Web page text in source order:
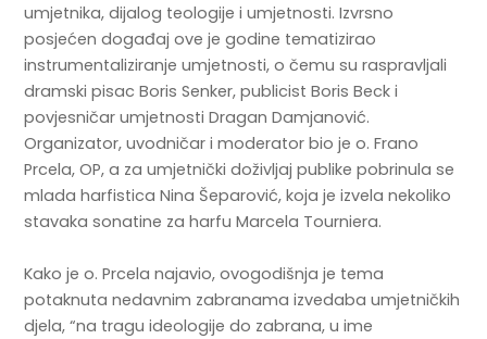
umjetnika, dijalog teologije i umjetnosti. Izvrsno
posjećen događaj ove je godine tematizirao
instrumentaliziranje umjetnosti, o čemu su raspravljali
dramski pisac Boris Senker, publicist Boris Beck i
povjesničar umjetnosti Dragan Damjanović.
Organizator, uvodničar i moderator bio je o. Frano
Prcela, OP, a za umjetnički doživljaj publike pobrinula se
mlada harfistica Nina Šeparović, koja je izvela nekoliko
stavaka sonatine za harfu Marcela Tourniera.
Kako je o. Prcela najavio, ovogodišnja je tema
potaknuta nedavnim zabranama izvedaba umjetničkih
djela, “na tragu ideologije do zabrana, u ime